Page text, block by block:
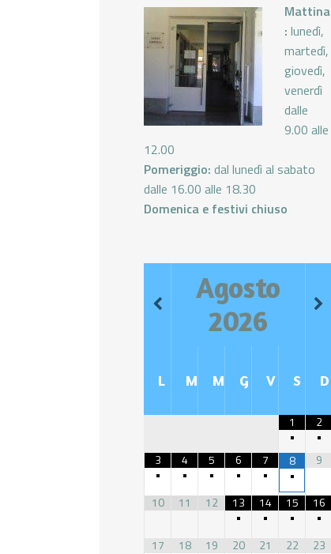
Mattina
: lunedì,
martedì,
giovedì,
venerdì
dalle
9.00 alle
12.00
Pomeriggio: dal lunedì al sabato
dalle 16.00 alle 18.30
Domenica e festivi chiuso
Agosto
2026
L M M G V S D
1
•
2
•
3
•
4
•
5
•
6
•
7
•
8
•
9
10 11 12
13
•
14
•
15
•
16
•
17
18 19 20 21 22 23